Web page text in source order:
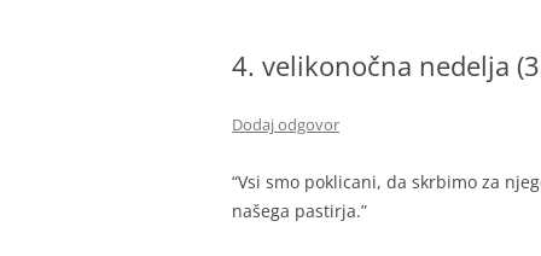
MINISTRANTI
ŽUPNIJSKI GOSPODARSKI
4. velikonočna nedelja
Dodaj odgovor
“Vsi smo poklicani, da skrbimo za
našega pastirja.”